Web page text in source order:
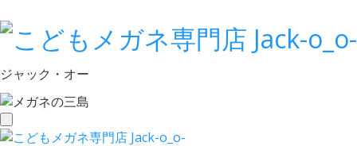
ジャック・オー
toggle
navigation